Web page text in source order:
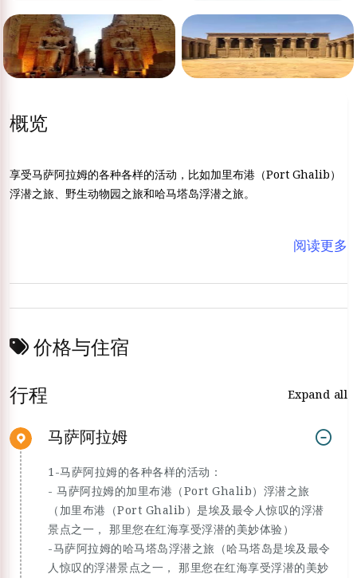
概览
享受马萨阿拉姆的各种各样的活动，比如加里布港（Port Ghalib）
浮潜之旅、野生动物园之旅和哈马塔岛浮潜之旅。
阅读更多
价格与住宿
行程
Expand all
马萨阿拉姆
1-马萨阿拉姆的各种各样的活动：
- 马萨阿拉姆的加里布港（Port Ghalib）浮潜之旅
（加里布港（Port Ghalib）是埃及最令人惊叹的浮潜
景点之一， 那里您在红海享受浮潜的美妙体验）
-马萨阿拉姆的哈马塔岛浮潜之旅（哈马塔岛是埃及最令
人惊叹的浮潜景点之一， 那里您在红海享受浮潜的美妙